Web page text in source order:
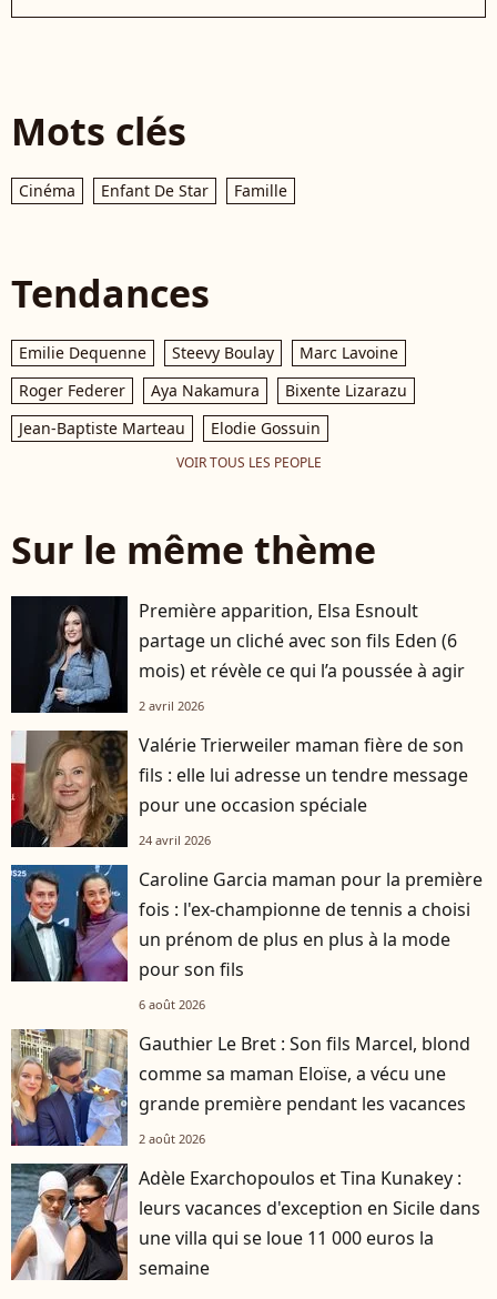
Mots clés
Cinéma Enfant De Star Famille
Tendances
Emilie Dequenne Steevy Boulay
Marc Lavoine
Roger Federer
Aya Nakamura
Bixente Lizarazu
Jean-Baptiste Marteau
Elodie Gossuin
VOIR TOUS LES PEOPLE
Sur le même thème
Première apparition, Elsa Esnoult
partage un cliché avec son fils Eden (6
mois) et révèle ce qui l’a poussée à agir
2 avril 2026
Valérie Trierweiler maman fière de son
fils : elle lui adresse un tendre message
pour une occasion spéciale
24 avril 2026
Caroline Garcia maman pour la première
fois : l'ex-championne de tennis a choisi
un prénom de plus en plus à la mode
pour son fils
6 août 2026
Gauthier Le Bret : Son fils Marcel, blond
comme sa maman Eloïse, a vécu une
grande première pendant les vacances
2 août 2026
Adèle Exarchopoulos et Tina Kunakey :
leurs vacances d'exception en Sicile dans
une villa qui se loue 11 000 euros la
semaine